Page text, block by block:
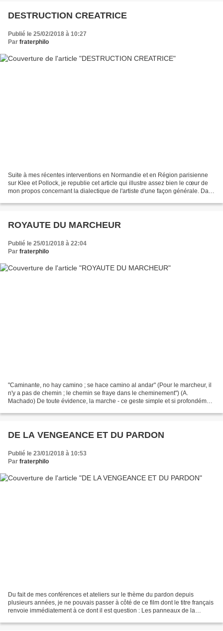
DESTRUCTION CREATRICE
Publié le 25/02/2018 à 10:27
Par fraterphilo
Suite à mes récentes interventions en Normandie et en Région parisienne
sur Klee et Pollock, je republie cet article qui illustre assez bien le cœur de
mon propos concernant la dialectique de l'artiste d'une façon générale. Dans
ROYAUTE DU MARCHEUR
Publié le 25/01/2018 à 22:04
Par fraterphilo
"Caminante, no hay camino ; se hace camino al andar" (Pour le marcheur, il
n'y a pas de chemin ; le chemin se fraye dans le cheminement") (A.
Machado) De toute évidence, la marche - ce geste simple et si profondément
DE LA VENGEANCE ET DU PARDON
Publié le 23/01/2018 à 10:53
Par fraterphilo
Du fait de mes conférences et ateliers sur le thème du pardon depuis
plusieurs années, je ne pouvais passer à côté de ce film dont le titre français
renvoie immédiatement à ce dont il est question : Les panneaux de la